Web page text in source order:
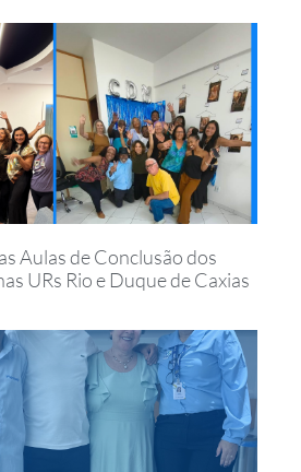
Aulas de Conclusão dos
URs Rio e Duque de Caxias